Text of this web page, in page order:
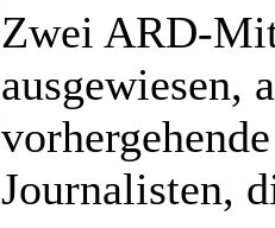
Zwei ARD-
ausgewiesen,
Journalisten,